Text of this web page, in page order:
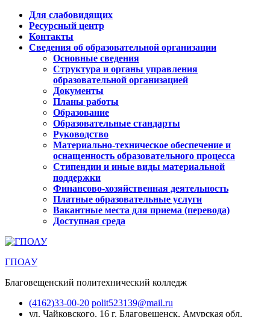
Для слабовидящих
Ресурсный центр
Контакты
Сведения об образовательной организации
Основные сведения
Структура и органы управления
образовательной организацией
Документы
Планы работы
Образование
Образовательные стандарты
Руководство
Материально-техническое обеспечение и
оснащенность образовательного процесса
Стипендии и иные виды материальной
поддержки
Финансово-хозяйственная деятельность
Платные образовательные услуги
Вакантные места для приема (перевода)
Доступная среда
ГПОАУ
Благовещенский политехнический колледж
(4162)33-00-20 polit523139@mail.ru
ул. Чайковского, 16 г. Благовещенск, Амурская обл.